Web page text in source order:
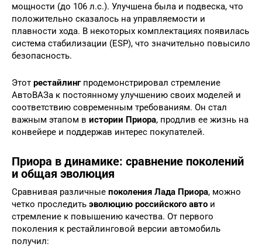
мощности (до 106 л.с.). Улучшена была и подвеска, что
положительно сказалось на управляемости и
плавности хода. В некоторых комплектациях появилась
система стабилизации (ESP), что значительно повысило
безопасность.
Этот рестайлингпродемонстрировал стремление
АвтоВАЗа к постоянному улучшению своих моделей и
соответствию современным требованиям. Он стал
важным этапом в истории Приора, продлив ее жизнь на
конвейере и поддержав интерес покупателей.
Приора в динамике: сравнение поколений
и общая эволюция
Сравнивая различные поколения Лада Приора, можно
четко проследить эволюцию российского авто и
стремление к повышению качества. От первого
поколения к рестайлинговой версии автомобиль
получил: